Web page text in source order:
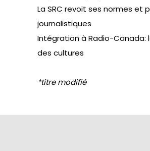
La SRC revoit ses normes et
journalistiques
Intégration à Radio-Canada:
des cultures
*titre modifié